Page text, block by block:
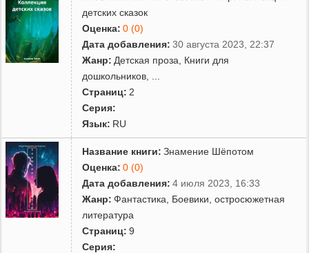
детских сказок
Оценка: 0 (0)
Дата добавления: 30 августа 2023, 22:37
Жанр: Детская проза
Книги для
дошкольников
Страниц: 2
Серия:
Язык: RU
Название книги: Знамение Шёпотом
Оценка: 0 (0)
Дата добавления: 4 июля 2023, 16:33
Жанр: Фантастика
Боевики, остросюжетная
литература
Страниц: 9
Серия: